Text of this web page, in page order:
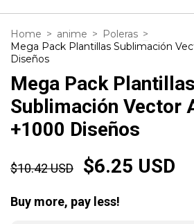
Home > anime > Poleras >
Mega Pack Plantillas Sublimación
Diseños
Mega Pack Plantillas
Sublimación Vector
+1000 Diseños
$10.42 USD $6.25 USD
Buy more, pay less!